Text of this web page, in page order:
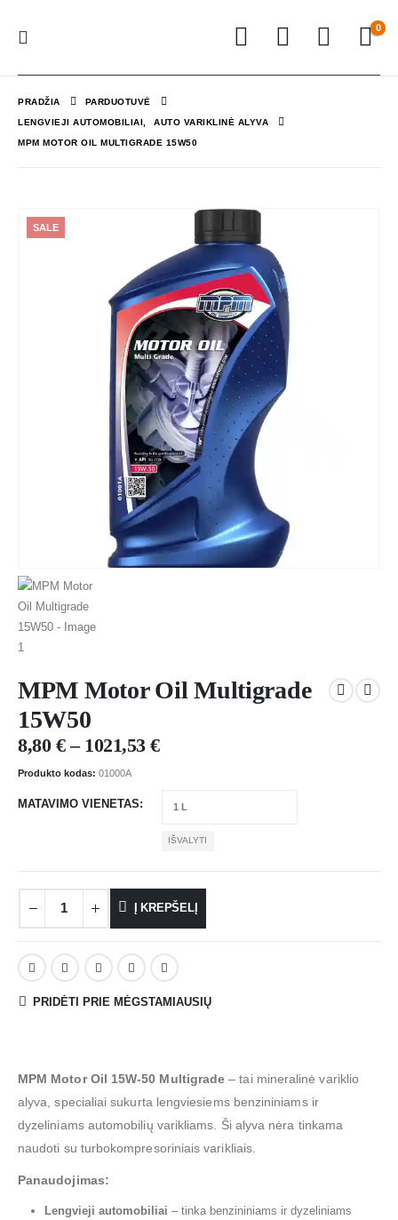
0
PRADŽIA PARDUOTUVĖ
LENGVIEJI AUTOMOBILIAI AUTO VARIKLINĖ ALYVA
MPM MOTOR OIL MULTIGRADE 15W50
SALE
MPM Motor Oil Multigrade
15W50
8,80 € – 1021,53€
Produkto kodas: 01000A
MATAVIMO VIENETAS
IŠVALYTI
Į KREPŠELĮ
PRIDĖTI PRIE MĖGSTAMIAUSIŲ
MPM Motor Oil 15W-50 Multigrade – tai mineralinė variklio
alyva, specialiai sukurta lengviesiems benzininiams ir
dyzeliniams automobilių varikliams. Ši alyva nėra tinkama
naudoti su turbokompresoriniais varikliais.
Panaudojimas:
Lengvieji automobiliai – tinka benzininiams ir dyzeliniams